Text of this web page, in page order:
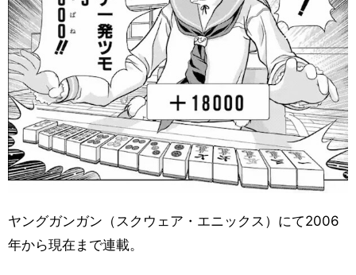
ヤングガンガン（スクウェア・エニックス）にて2006
年から現在まで連載。